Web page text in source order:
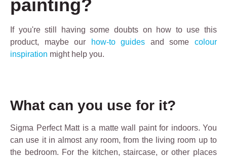
painting?
If you're still having some doubts on how to use this
product, maybe our
how-to guides and somecolour
inspiration might help you.
What can you use for it?
Sigma Perfect Matt is a matte wall paint for indoors. You
can use it in almost any room, from the living room up to
the bedroom. For the kitchen, staircase, or other places